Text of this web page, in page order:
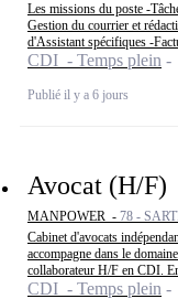
Les missions du poste -
Gestion du courrier et
d'Assistant spécifiques -
CDI - Temps plein
Publié il y a 6 jours
Avocat (H/F)
MANPOWER - 78 -
Cabinet d'avocats
accompagne dans le
collaborateur H/F en CDI.
CDI - Temps plein